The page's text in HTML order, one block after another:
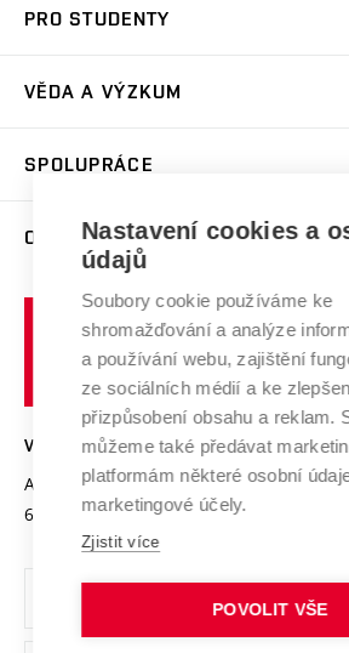
Koleje
Sport na VUT
Dny otevřených dveří
Celoživotní vzdělávání
E-přihláška
PRO STUDENTY
Harmonogram akademického roku
Závěrečné práce
Doktorské studium
Zpracování osobních údajů studentů
Sociální bezpečí
Studium bez bariér
Podpora podnikání
VĚDA A VÝZKUM
Mezinárodní vědecká rada
Systém zajišťování kvality výzkumu
Výzkumné infrastruktury
Transfer znalostí
Open Science
Projekty
Projekty ze strukturálních fondů
Specifický výzkum
SPOLUPRÁCE
Zahraniční spolupráce
Spolupráce se školami
Služby univerzity
Mezinárodní dohody
Univerzitní sítě
O UNIVERZITĚ
Profil univerzity
Udržitelná univerzita
Podnikavá univerzita / ContriBUTe
Bezpečná univerzita
Vyznamenání
Organizační struktura
Ochrana osobních údajů
VYSOKÉ UČENÍ TECHNICKÉ V BRNĚ
Antonínská 548/1
602 00 Brno
www.vut.cz
vut@vutbr.cz
Nastavení cookies a
údajů
Soubory cookie používáme ke
shromažďování a analýze
a používání webu, zajištění
ze sociálních médií a ke
přizpůsobení obsahu a reklam.
můžeme také předávat
platformám některé osobní
marketingové účely.
Zjistit více
POVOLIT VŠE